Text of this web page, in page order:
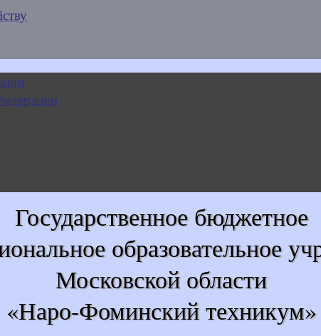
Государственное бюджетное
образовательное
Московской области
«Наро-Фоминский техникум»